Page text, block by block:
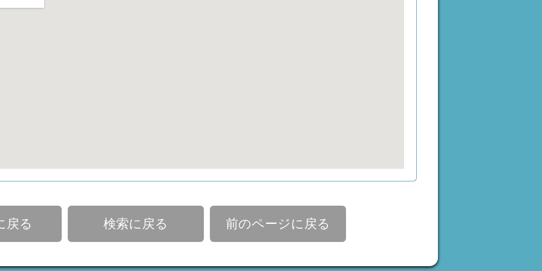
戻る 検索に戻る 前のページに戻る